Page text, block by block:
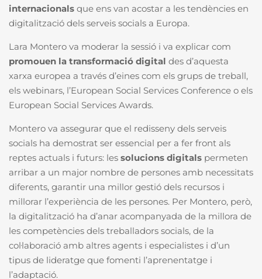
internacionals que ens van acostar a les tendències en
digitalització dels serveis socials a Europa.
Lara Montero va moderar la sessió i va explicar com
promouen la transformació digital des d’aquesta
xarxa europea a través d’eines com els grups de treball,
els webinars, l’European Social Services Conference o els
European Social Services Awards.
Montero va assegurar que el redisseny dels serveis
socials ha demostrat ser essencial per a fer front als
reptes actuals i futurs: les solucions digitals permeten
arribar a un major nombre de persones amb necessitats
diferents, garantir una millor gestió dels recursos i
millorar l’experiència de les persones. Per Montero, però,
la digitalització ha d’anar acompanyada de la millora de
les competències dels treballadors socials, de la
col·laboració amb altres agents i especialistes i d’un
tipus de lideratge que fomenti l’aprenentatge i
l’adaptació.